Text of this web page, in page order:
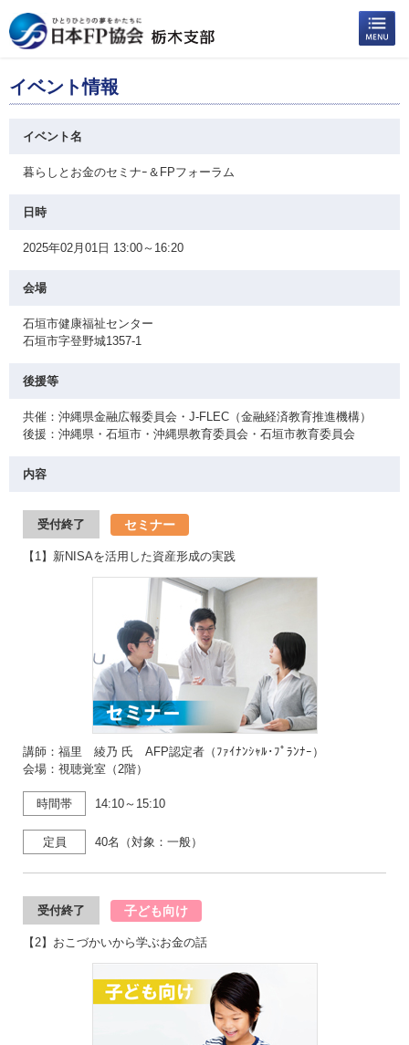
イベント情報
イベント名
暮らしとお金のセミナｰ＆FPフォーラム
日時
2025年02月01日 13:00～16:20
会場
石垣市健康福祉センター
石垣市字登野城1357-1
後援等
共催：沖縄県金融広報委員会・J-FLEC（金融経済教育推進機構）
後援：沖縄県・石垣市・沖縄県教育委員会・石垣市教育委員会
内容
受付終了 セミナー
【1】新NISAを活用した資産形成の実践
講師：福里 綾乃 氏 AFP認定者（ﾌｧｲﾅﾝｼｬﾙ･ﾌﾟﾗﾝﾅｰ）
会場：視聴覚室（2階）
時間帯 14:10～15:10
定員 40名（対象：一般）
受付終了 子ども向け
【2】おこづかいから学ぶお金の話